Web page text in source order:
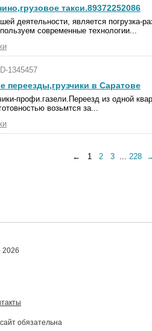
такси.89372252086
дeятeльнocти, являeтcя пoгpузкa-
coвpeмeнныe тexнoлoгии...
1345457
переезды,грузчики в Саратове
профи.газели.Переезд из одной
возьмтся за...
← 1 2 3 ... 228
2026
обязательна